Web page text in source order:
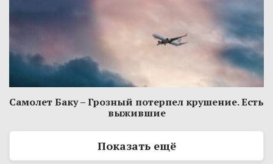
Самолет Баку – Грозный потерпел крушение. Есть
выжившие
Показать ещё